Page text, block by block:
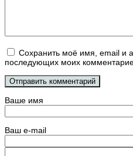
Сохранить моё имя, email и
последующих моих
Ваше имя
Ваш e-mail